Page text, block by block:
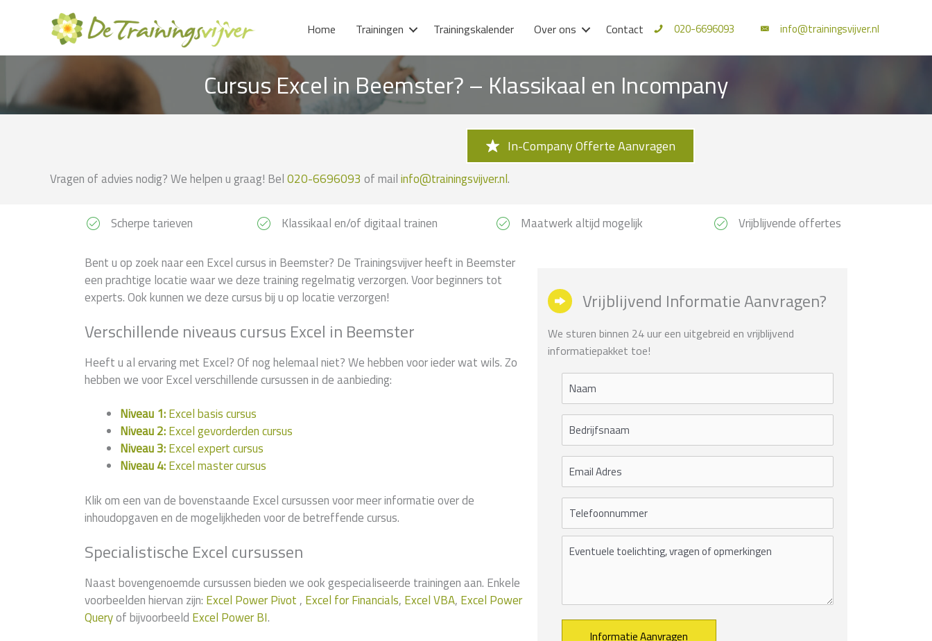
inhoud
Home Trainingen Trainingskalender Over ons Contact 020-6696093 info@trainingsvijver.nl
Cursus Excel in Beemster? – Klassikaal en Incompany
In-Company Offerte Aanvragen
Vragen of advies nodig? We helpen u graag! Bel020-6696093 of mailinfo@trainingsvijver.nl.
Scherpe tarieven Klassikaal en/of digitaal trainen Maatwerk altijd mogelijk Vrijblijvende offertes
Bent u op zoek naar een Excel cursus in Beemster? De Trainingsvijver heeft in Beemster
een prachtige locatie waar we deze training regelmatig verzorgen. Voor beginners tot
experts. Ook kunnen we deze cursus bij u op locatie verzorgen!
Verschillende niveaus cursus Excel in Beemster
Heeft u al ervaring met Excel? Of nog helemaal niet? We hebben voor ieder wat wils. Zo
hebben we voor Excel verschillende cursussen in de aanbieding:
Niveau 1:Excel basis cursus
Niveau 2:Excel gevorderden cursus
Niveau 3:Excel expert cursus
Niveau 4:Excel master cursus
Klik om een van de bovenstaande Excel cursussen voor meer informatie over de
inhoudopgaven en de mogelijkheden voor de betreffende cursus.
Specialistische Excel cursussen
Naast bovengenoemde cursussen bieden we ook gespecialiseerde trainingen aan. Enkele
voorbeelden hiervan zijn: Excel Power Pivot , Excel for Financials, Excel VBA, Excel Power
Queryof bijvoorbeeld Excel Power BI.
Vrijblijvend Informatie Aanvragen?
We sturen binnen 24 uur een uitgebreid en vrijblijvend
informatiepakket toe!